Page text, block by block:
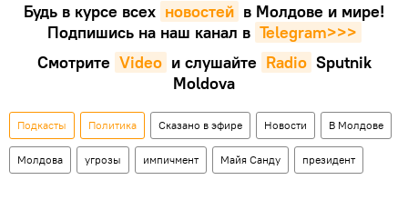
Будь в курсе всех новостей в Молдове и мире!
Подпишись на наш канал в Telegram>>>
Смотрите Video и слушайте Radio Sputnik
Moldova
Подкасты Политика Сказано в эфире Новости В Молдове
Молдова угрозы импичмент Майя Санду президент